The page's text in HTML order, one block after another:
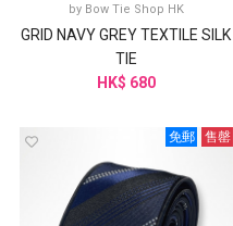
by Bow Tie Shop HK
GRID NAVY GREY TEXTILE SILK
TIE
HK$ 680
免郵 售罄